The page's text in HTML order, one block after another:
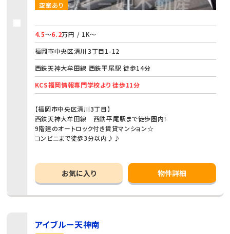
空室あり
4.5～6.2万円 / 1K～
福岡市中央区清川３丁目1-12
西鉄天神大牟田線 西鉄平尾駅 徒歩14分
KCS福岡情報専門学校より 徒歩11分
【福岡市中央区清川3丁目】
西鉄天神大牟田線 西鉄平尾駅まで徒歩圏内！
9階建のオートロック付き賃貸マンション☆
コンビニまで徒歩3分以内♪♪
お気に入り 物件詳細
アイブルー天神南